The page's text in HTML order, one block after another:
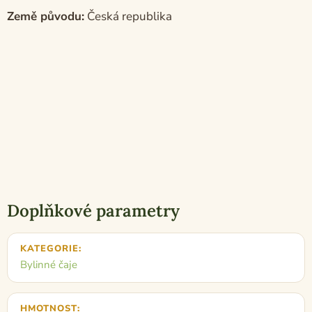
Země původu: Česká republika
Doplňkové parametry
KATEGORIE:
Bylinné čaje
HMOTNOST: